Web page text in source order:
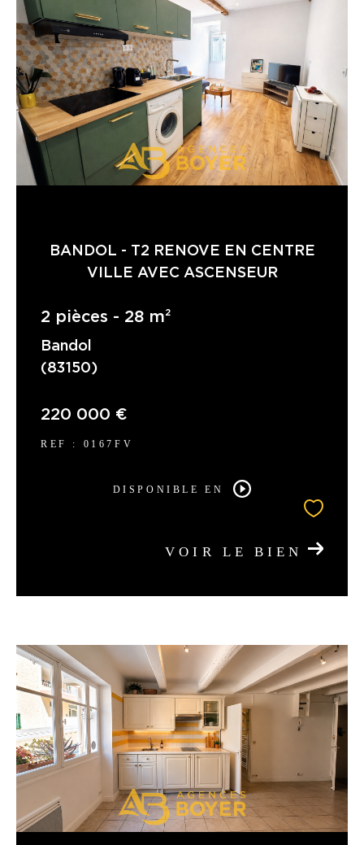
BANDOL - T2 RENOVE EN CENTRE
VILLE AVEC ASCENSEUR
2 pièces - 28 m²
Bandol
(83150)
220 000 €
REF : 0167FV
DISPONIBLE EN
VOIR LE BIEN